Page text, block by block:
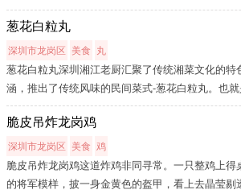
果树，但因具有耐寒的特性，因此在亚热带地区也
汁，味道香甜，土芒果种子大、纤维多，外来种不
金...
葱花白粒丸
深圳市龙岗区 美食 丸
葱花白粒丸深圳湘江老厨汇聚了传统湘菜文化的特
涵，推出了传统风味的民间菜式-葱花白粒丸。也
一颗圆圆的东西,也克用来当早餐吃的,就像吃米粉
湘江老厨的招牌菜之一，吃起来清香爽口且滑润味
脆皮吊炸龙岗鸡
深圳市龙岗区 美食 鸡
脆皮吊炸龙岗鸡这道炸鸡非同寻常。一只整鸡上得
的将军模样，披一身金黄色的盔甲，看上去晶莹剔